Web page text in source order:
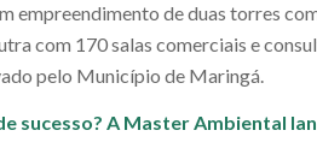
empreendimento de duas torres
com 170 salas comerciais e
pelo Município de Maringá.
sucesso? A Master Ambiental